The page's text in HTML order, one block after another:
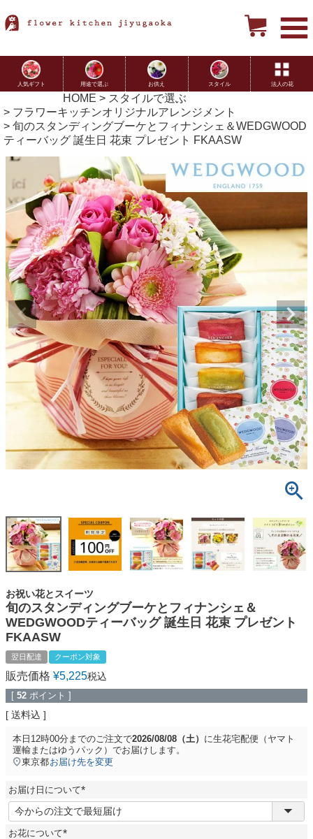
人気ギフト 用途で選ぶ お供え スタイル 法人の花
HOME
スタイルで選ぶ
フラワーキッチンオリジナルアレンジメント
旬のスタンディングブーケとフィナンシェ＆WEDGWOOD
ティーバッグ 誕生日 花束 プレゼント FKAASW
お祝い花とスイーツ
旬のスタンディングブーケとフィナンシェ＆
WEDGWOODティーバッグ 誕生日 花束 プレゼント
FKAASW
翌日配達 クーポン対象
販売価格 ¥5,225税込
[ 52 ポイント ]
送料込
本日 12時00分 までのご注文で2026/08/08（土） に生花宅配便（ヤマト
運輸またはゆうパック） でお届けします。
東京都お届け先を変更
お届け日について
(
必
須
お花について